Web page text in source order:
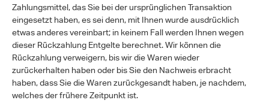
Zahlungsmittel, das Sie bei der ursprünglichen Transaktion
eingesetzt haben, es sei denn, mit Ihnen wurde ausdrücklich
etwas anderes vereinbart; in keinem Fall werden Ihnen wegen
dieser Rückzahlung Entgelte berechnet. Wir können die
Rückzahlung verweigern, bis wir die Waren wieder
zurückerhalten haben oder bis Sie den Nachweis erbracht
haben, dass Sie die Waren zurückgesandt haben, je nachdem,
welches der frühere Zeitpunkt ist.